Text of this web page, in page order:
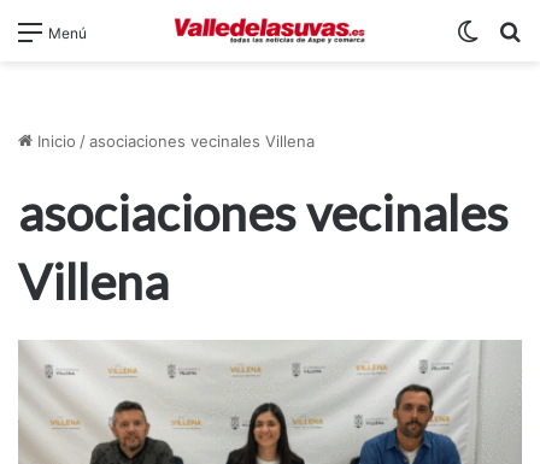
Menú
Inicio /asociaciones vecinales Villena
asociaciones vecinales
Villena